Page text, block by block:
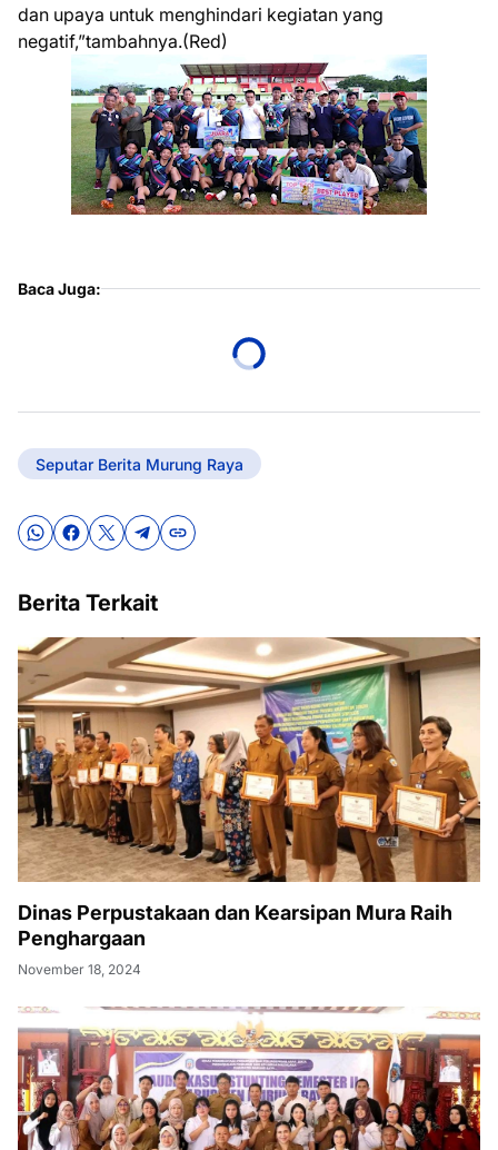
dan upaya untuk menghindari kegiatan yang
negatif,”tambahnya.(Red)
Baca Juga:
Seputar Berita Murung Raya
Berita Terkait
Dinas Perpustakaan dan Kearsipan Mura Raih
Penghargaan
November 18, 2024